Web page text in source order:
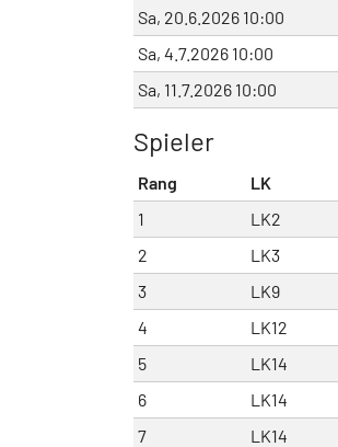
Sa, 20.6.2026 10:00
Sa, 4.7.2026 10:00
Sa, 11.7.2026 10:00
Spieler
Rang LK
1
LK2
2
LK3
3
LK9
4
LK12
5
LK14
6
LK14
7
LK14